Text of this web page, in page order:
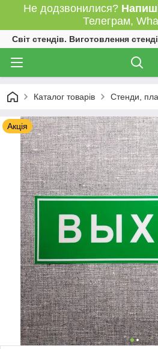
Не додзвонилися?
Телеграм,
Світ стендів. Виготовлення
Каталог товарів Стенди,
Акція